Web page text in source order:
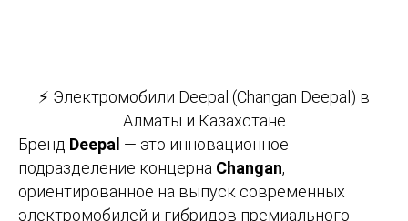
⚡ Электромобили Deepal (Changan Deepal) в
Алматы и Казахстане
Бренд Deepal — это инновационное
подразделение концерна Changan,
ориентированное на выпуск современных
электромобилей и гибридов премиального